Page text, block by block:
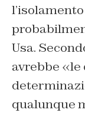
Usa.
avrebbe «le
qualunque